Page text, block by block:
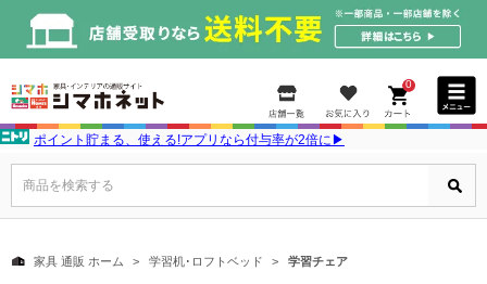
0
ポイント貯まる、使える!アプリなら付与率が2倍に▶
商品を検索する
家具 通販 ホーム 学習机･ロフトベッド 学習チェア